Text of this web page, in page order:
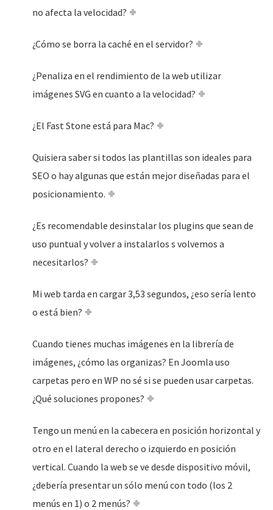
no afecta la velocidad?
¿Cómo se borra la caché en el servidor?
¿Penaliza en el rendimiento de la web utilizar
imágenes SVG en cuanto a la velocidad?
¿El Fast Stone está para Mac?
Quisiera saber si todos las plantillas son ideales para
SEO o hay algunas que están mejor diseñadas para el
posicionamiento.
¿Es recomendable desinstalar los plugins que sean de
uso puntual y volver a instalarlos s volvemos a
necesitarlos?
Mi web tarda en cargar 3,53 segundos, ¿eso sería lento
o está bien?
Cuando tienes muchas imágenes en la librería de
imágenes, ¿cómo las organizas? En Joomla uso
carpetas pero en WP no sé si se pueden usar carpetas.
¿Qué soluciones propones?
Tengo un menú en la cabecera en posición horizontal y
otro en el lateral derecho o izquierdo en posición
vertical. Cuando la web se ve desde dispositivo móvil,
¿debería presentar un sólo menú con todo (los 2
menús en 1) o 2 menús?